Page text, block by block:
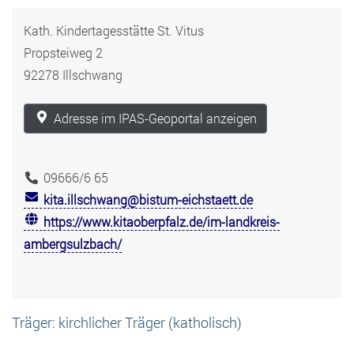
Kath. Kindertagesstätte St. Vitus
Propsteiweg 2
92278 Illschwang
Adresse im IPAS-Geoportal anzeigen
09666/6 65
kita.illschwang@bistum-eichstaett.de
https://www.kitaoberpfalz.de/im-landkreis-
ambergsulzbach/
Träger: kirchlicher Träger (katholisch)